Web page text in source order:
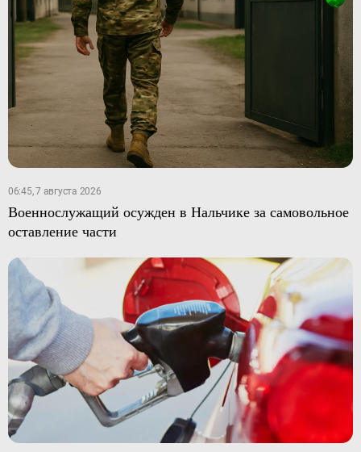
06:45, 7 августа 2026
Военнослужащий осужден в Нальчике за самовольное
оставление части